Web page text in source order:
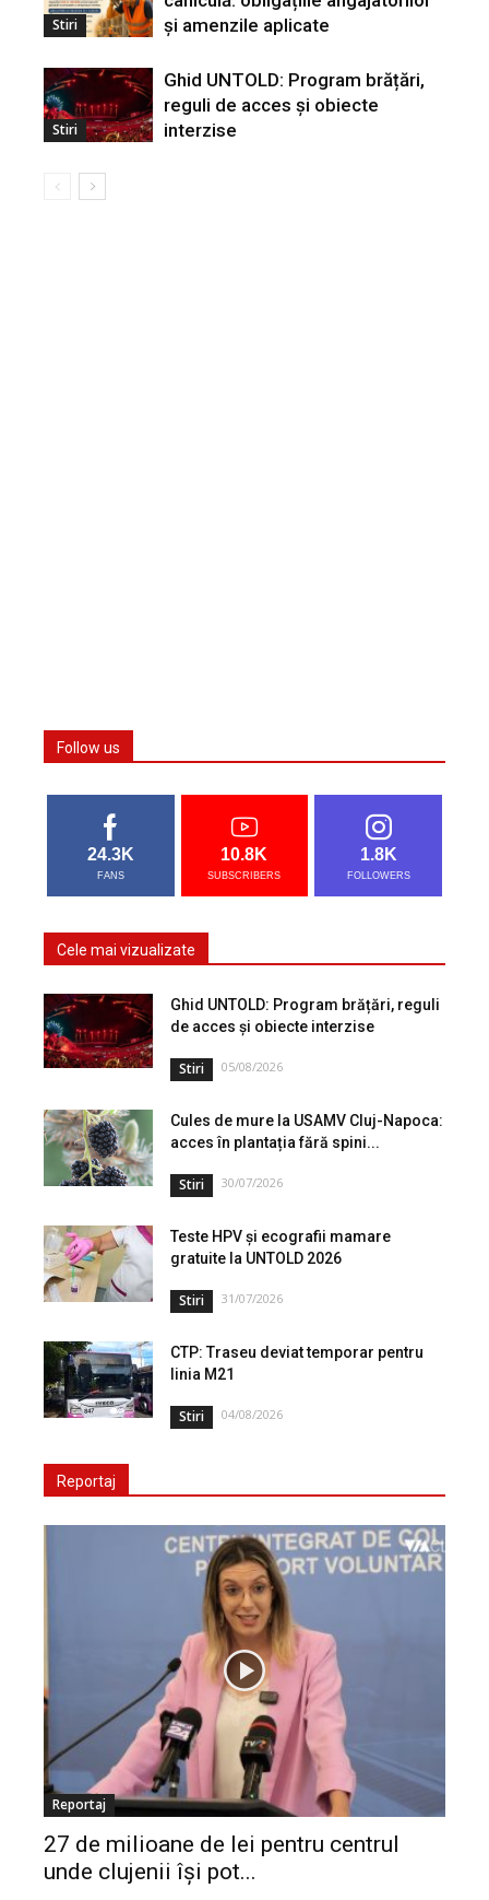
Stiri
și amenzile aplicate
Stiri
Ghid UNTOLD: Program brățări,
reguli de acces și obiecte
interzise
Follow us
24.3K
FANS
10.8K
SUBSCRIBERS
1.8K
FOLLOWERS
Cele mai vizualizate
Ghid UNTOLD: Program brățări, reguli
de acces și obiecte interzise
Stiri 05/08/2026
Cules de mure la USAMV Cluj-Napoca:
acces în plantația fără spini...
Stiri 30/07/2026
Teste HPV și ecografii mamare
gratuite la UNTOLD 2026
Stiri 31/07/2026
CTP: Traseu deviat temporar pentru
linia M21
Stiri 04/08/2026
Reportaj
Reportaj
27 de milioane de lei pentru centrul
unde clujenii își pot...